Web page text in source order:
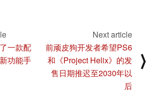
一款配
功能手
Next article
前顽皮狗开发者希望PS6
和《Project Helix》的发
售日期推迟至2030年以
后
⟩